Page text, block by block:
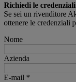
Richiedi le credenziali
Se sei un rivenditore
ottenere le credenziali
Nome
Azienda
E-mail *